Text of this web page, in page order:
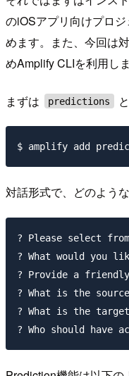
のiOSアプリ向けプロ
めます。また、今回は
めAmplify CLIを利用しま
まずは predictions
対話形式で、どのよう
? Please select
? What would you
? Provide a friendly
? What is the
? What is the target